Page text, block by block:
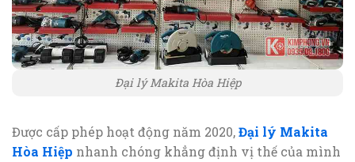
Đại lý Makita Hòa Hiệp
Được cấp phép hoạt động năm 2020,Đại lý Makita
Hòa Hiệp nhanh chóng khẳng định vị thế của mình